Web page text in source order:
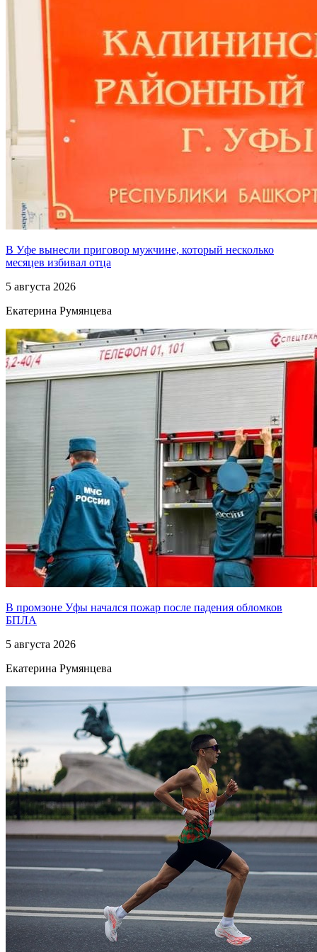
В Уфе вынесли приговор мужчине, который несколько
месяцев избивал отца
5 августа 2026
Екатерина Румянцева
В промзоне Уфы начался пожар после падения обломков
БПЛА
5 августа 2026
Екатерина Румянцева